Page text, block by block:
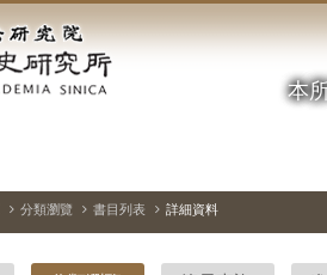
本
分類瀏覽 書目列表 詳細資料